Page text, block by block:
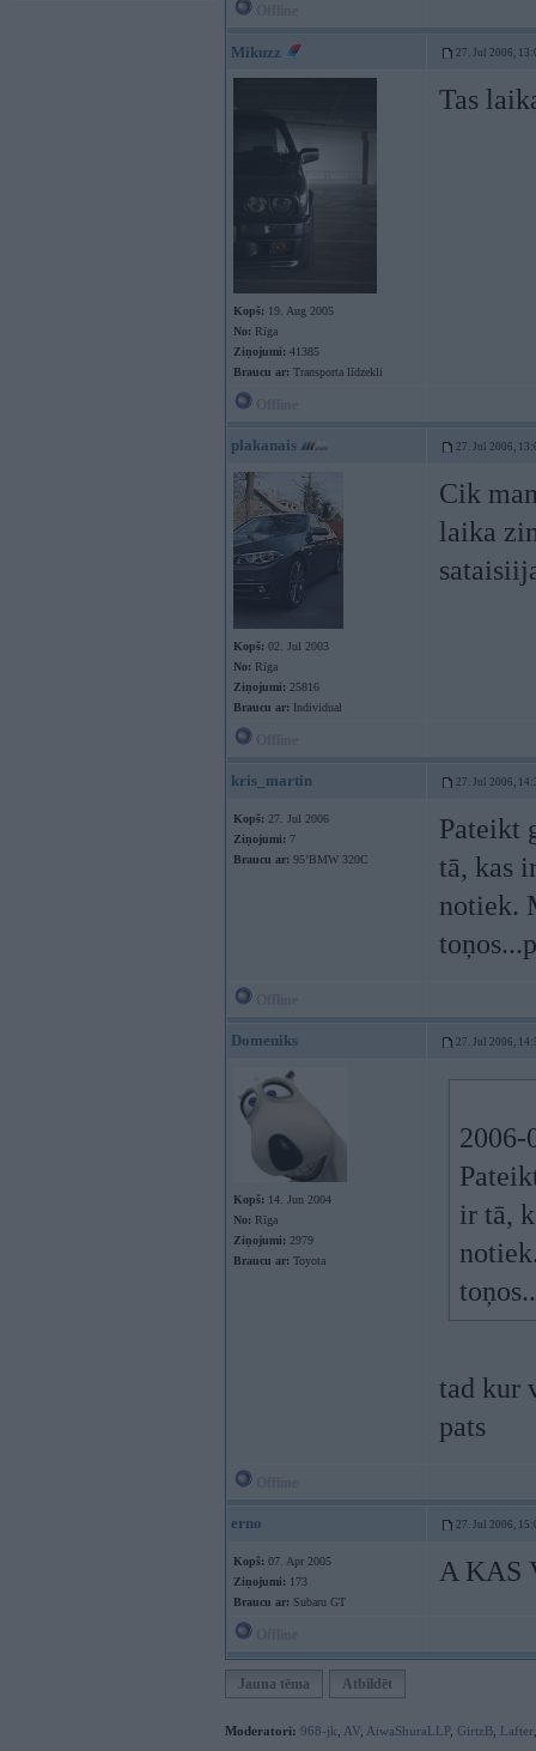
Mikuzz 27. Jul 2006,
Kopš: 19. Aug 2005
No: Rīga
Ziņojumi: 41385
Braucu ar: Transporta līdzekli
Tas
plakanais 27. Jul 2006,
Kopš: 02. Jul 2003
No: Rīga
Ziņojumi: 25816
Braucu ar: Individual
Cik
laika
kris_martin 27. Jul 2006,
Kopš: 27. Jul 2006
Ziņojumi: 7
Braucu ar: 95’BMW 320C
Pateikt
tā, kas
notiek.
Domeniks 27. Jul 2006,
Kopš: 14. Jun 2004
No: Rīga
Ziņojumi: 2979
Braucu ar: Toyota
2006-
ir tā,
tad kur
pats
erno 27. Jul 2006,
Kopš: 07. Apr 2005
Ziņojumi: 173
Braucu ar: Subaru GT
A KAS
Jauna tēma Atbildēt
Moderatori: 968-jk AV AiwaShuraLLP, GirtzB Lafter